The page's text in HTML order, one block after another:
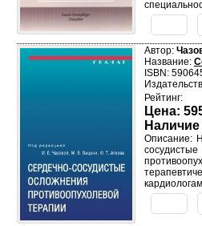
Автор:
Название:
ISBN:
Рейтинг:
Цена:
Наличие
Описание: